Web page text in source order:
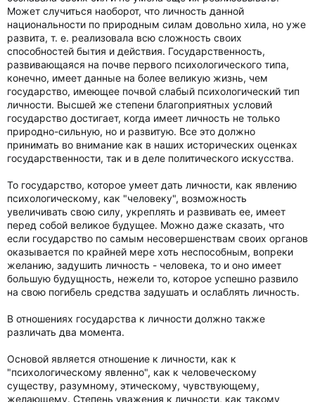
Может случиться наоборот, что личность данной
национальности по природным силам довольно хила, но уже
развита, т. е. реализовала всю сложность своих
способностей бытия и действия. Государственность,
развивающаяся на почве первого психологического типа,
конечно, имеет данные на более великую жизнь, чем
государство, имеющее почвой слабый психологический тип
личности. Высшей же степени благоприятных условий
государство достигает, когда имеет личность не только
природно-сильную, но и развитую. Все это должно
принимать во внимание как в наших исторических оценках
государственности, так и в деле политического искусства.
То государство, которое умеет дать личности, как явлению
психологическому, как "человеку", возможность
увеличивать свою силу, укреплять и развивать ее, имеет
перед собой великое будущее. Можно даже сказать, что
если государство по самым несовершенствам своих органов
оказывается по крайней мере хоть неспособным, вопреки
желанию, задушить личность - человека, то и оно имеет
большую будущность, нежели то, которое успешно развило
на свою погибель средства задушать и ослаблять личность.
В отношениях государства к личности должно также
различать два момента.
Основой является отношение к личности, как к
"психологическому явленно", как к человеческому
существу, разумному, этическому, чувствующему,
желающему. Степень уважения к личности, как такому